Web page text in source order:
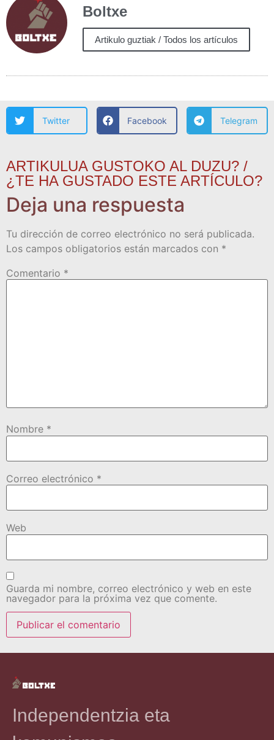
Boltxe
Artikulo guztiak / Todos los artículos
Twitter Facebook Telegram
ARTIKULUA GUSTOKO AL DUZU? /
¿TE HA GUSTADO ESTE ARTÍCULO?
Deja una respuesta
Tu dirección de correo electrónico no será publicada.
Los campos obligatorios están marcados con *
Comentario *
Nombre *
Correo electrónico *
Web
Guarda mi nombre, correo electrónico y web en este
navegador para la próxima vez que comente.
Independentzia eta